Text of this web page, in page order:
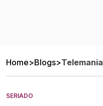
Home>Blogs>Telemania
SERIADO